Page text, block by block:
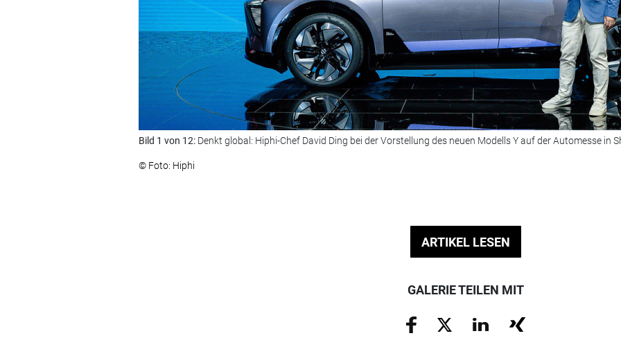
Bild 1 von 12: Denkt global: Hiphi-Chef David Ding bei der Vorstellung des neuen Modells Y auf der Automesse in
© Foto: Hiphi
ARTIKEL LESEN
GALERIE TEILEN MIT